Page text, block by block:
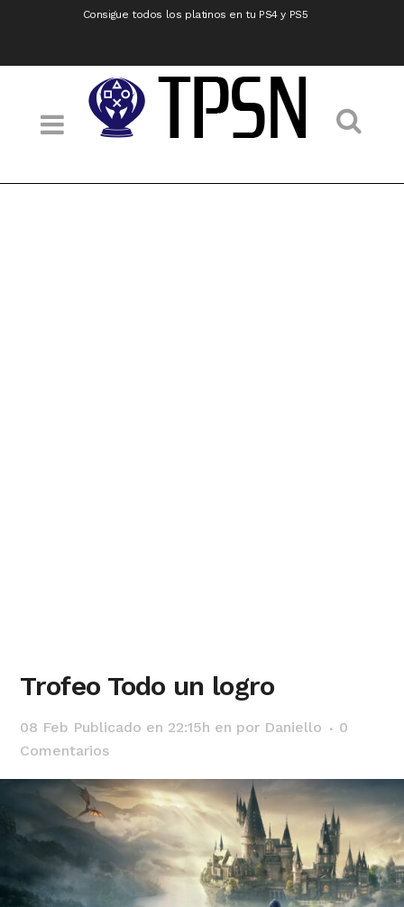
Consigue todos los platinos en tu PS4 y PS5
Trofeo Todo un logro
08 Feb Publicado en 22:15h en por Daniello
0
Comentarios